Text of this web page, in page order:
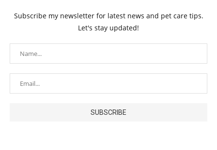
Subscribe my newsletter for latest news and pet care tips.
Let's stay updated!